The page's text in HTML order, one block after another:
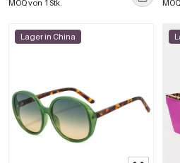
MOQ von 1 Stk.
Lager in China